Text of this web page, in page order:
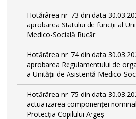
Hotărârea nr. 73 din data
aprobarea Statului de funcții al
Medico-Socială Rucăr
Hotărârea nr. 74 din data
aprobarea Regulamentului de
a Unității de Asistență Medico-
Hotărârea nr. 75 din data
actualizarea componenței
Protecția Copilului Argeș